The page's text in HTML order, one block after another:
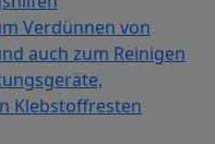
Verdünnen von
auch zum Reinigen
Klebstoffresten